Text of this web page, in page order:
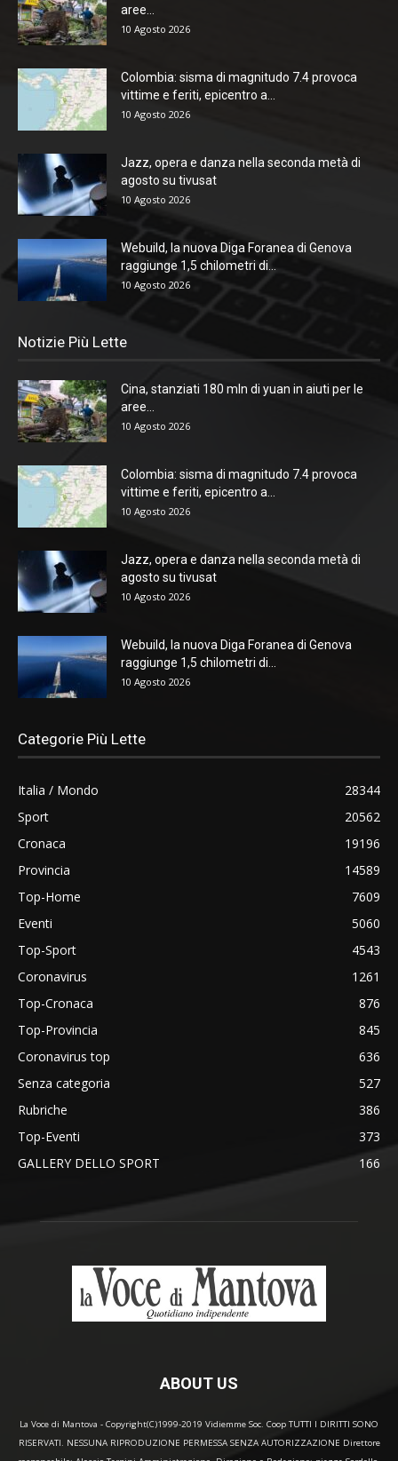
aree...
10 Agosto 2026
Colombia: sisma di magnitudo 7.4 provoca
vittime e feriti, epicentro a...
10 Agosto 2026
Jazz, opera e danza nella seconda metà di
agosto su tivusat
10 Agosto 2026
Webuild, la nuova Diga Foranea di Genova
raggiunge 1,5 chilometri di...
10 Agosto 2026
Notizie Più Lette
Cina, stanziati 180 mln di yuan in aiuti per le
aree...
10 Agosto 2026
Colombia: sisma di magnitudo 7.4 provoca
vittime e feriti, epicentro a...
10 Agosto 2026
Jazz, opera e danza nella seconda metà di
agosto su tivusat
10 Agosto 2026
Webuild, la nuova Diga Foranea di Genova
raggiunge 1,5 chilometri di...
10 Agosto 2026
Categorie Più Lette
Italia / Mondo
28344
Sport
20562
Cronaca
19196
Provincia
14589
Top-Home
7609
Eventi
5060
Top-Sport
4543
Coronavirus
1261
Top-Cronaca
876
Top-Provincia
845
Coronavirus top
636
Senza categoria
527
Rubriche
386
Top-Eventi
373
GALLERY DELLO SPORT
166
ABOUT US
La Voce di Mantova - Copyright(C)1999-2019 Vidiemme Soc. Coop TUTTI I DIRITTI SONO
RISERVATI. NESSUNA RIPRODUZIONE PERMESSA SENZA AUTORIZZAZIONE Direttore